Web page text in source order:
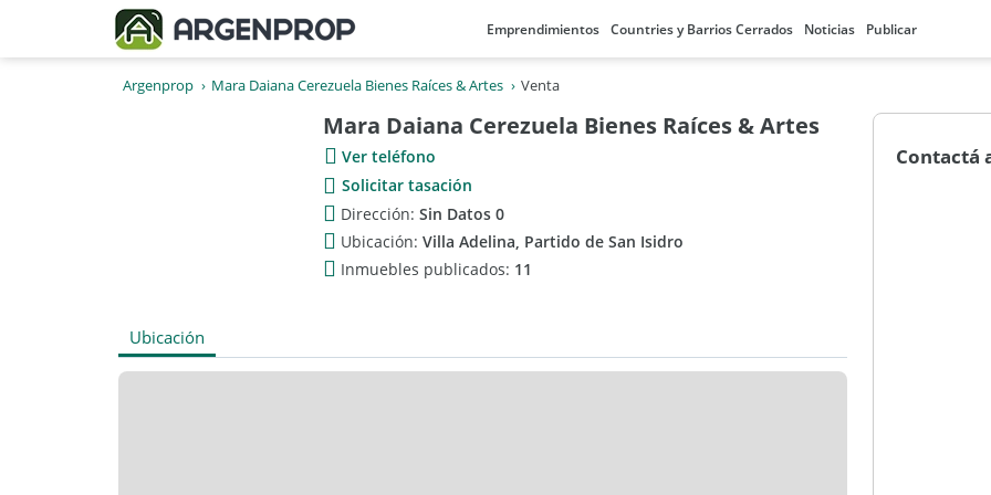
Emprendimientos Countries y Barrios Cerrados Noticias Publicar
Argenprop Mara Daiana Cerezuela Bienes Raíces & Artes Venta
Mara Daiana Cerezuela Bienes Raíces & Artes
Ver teléfono
Solicitar tasación
Dirección: Sin Datos 0
Ubicación: Villa Adelina, Partido de San Isidro
Inmuebles publicados: 11
Ubicación
Contactá